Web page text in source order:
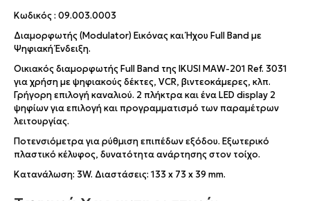
Κωδικός : 09.003.0003
Διαμορφωτής (Modulator) Εικόνας και Ήχου Full Band με
Ψηφιακή Ένδειξη.
Οικιακός διαμορφωτής Full Band της IKUSI MAW-201 Ref. 3031
για χρήση με ψηφιακούς δέκτες, VCR, βιντεοκάμερες, κλπ.
Γρήγορη επιλογή καναλιού. 2 πλήκτρα και ένα LED display 2
ψηφίων για επιλογή και προγραμματισμό των παραμέτρων
λειτουργίας.
Ποτενσιόμετρα για ρύθμιση επιπέδων εξόδου. Εξωτερικό
πλαστικό κέλυφος, δυνατότητα ανάρτησης στον τοίχο.
Κατανάλωση: 3W. Διαστάσεις: 133 x 73 x 39 mm.